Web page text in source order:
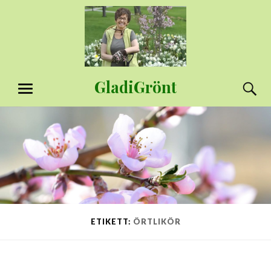
GladiGrönt
MENY
ETIKETT: ÖRTLIKÖR